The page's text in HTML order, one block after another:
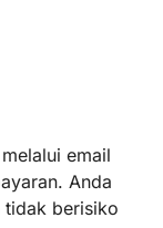
email
Anda
tidak berisiko